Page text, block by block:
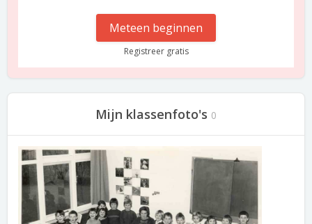
Meteen beginnen
Registreer gratis
Mijn klassenfoto's 0